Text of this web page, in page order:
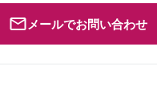
メールでお問い合わせ